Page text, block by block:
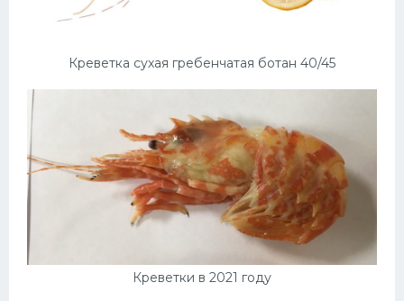
Креветка сухая гребенчатая ботан 40/45
Креветки в 2021 году